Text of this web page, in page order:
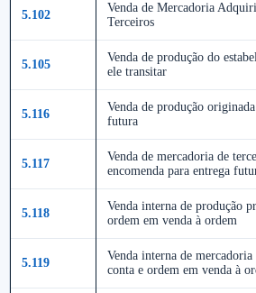
5.102
Venda de Mercadoria
Terceiros
5.105
Venda de produção do
ele transitar
5.116
Venda de produção
futura
5.117
Venda de mercadoria de
encomenda para entrega
5.118
Venda interna de produção
ordem em venda à ordem
5.119
Venda interna de
conta e ordem em venda à